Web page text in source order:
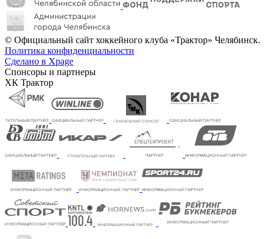
© Официальный сайт хоккейного клуба «Трактор» Челябинск.
Политика конфиденциальности
Сделано в Xpage
Спонсоры и партнеры
ХК Трактор